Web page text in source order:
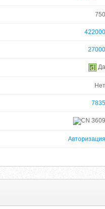
750
422000
27000
Да
Нет
7835
3609
Авторизация